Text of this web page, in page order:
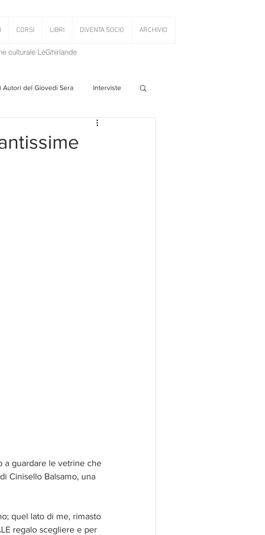
CORSI LIBRI DIVENTA SOCIO ARCHIVIO
culturale LeGhirlande
Autori del Giovedì Sera Interviste
a guardare le vetrine che
di Cinisello Balsamo, una
quel lato di me, rimasto
regalo scegliere e per